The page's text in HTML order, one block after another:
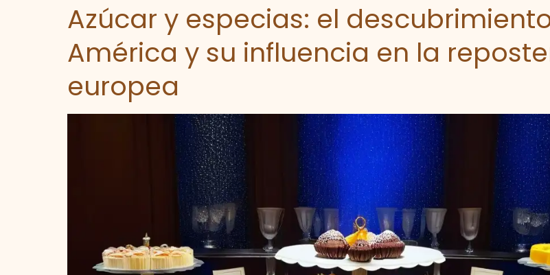
Azúcar y especias: el
América y su influencia en la
europea